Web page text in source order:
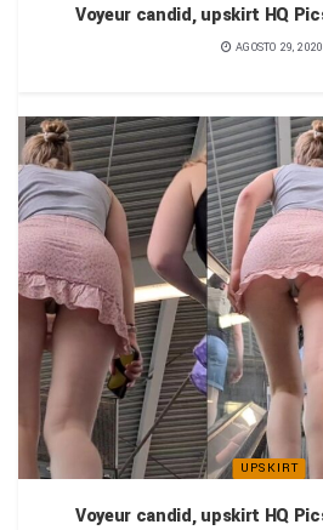
Voyeur candid, upskirt HQ
AGOSTO 29, 2020
UPSKIRT
Voyeur candid, upskirt HQ